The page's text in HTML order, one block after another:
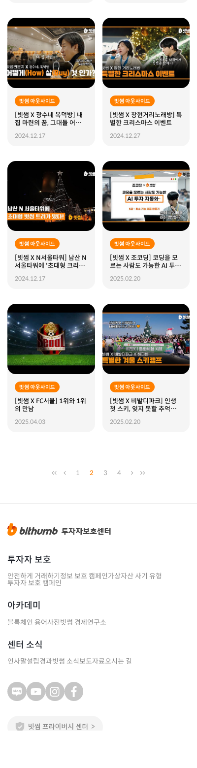
빗썸 아웃사이드
[빗썸 X 광수네 복덕방] 내
집 마련의 꿈, 그대들 어떻게
2024.12.17
빗썸 아웃사이드
[빗썸 X 창현거리노래방] 특
별한 크리스마스 이벤트
2024.12.27
빗썸 아웃사이드
[빗썸 X N서울타워] 남산 N
서울타워에 '초대형 크리스
2024.12.17
빗썸 아웃사이드
[빗썸 X 조코딩] 코딩을 모
르는 사람도 가능한 AI 투자
EP.3 실전 최소기능 제품 만
2025.02.20
빗썸 아웃사이드
[빗썸 X FC서울] 1위와 1위
의 만남
2025.04.03
빗썸 아웃사이드
[빗썸 X 비발디파크] 인생
첫 스키, 잊지 못할 추억을
2025.02.20
1 2 3 4
투자자 보호
안전하게 거래하기 정보 보호 캠페인가상자산 사기 유형
투자자 보호 캠페인
아카데미
블록체인 용어사전빗썸 경제연구소
센터 소식
인사말설립경과빗썸 소식보도자료오시는 길